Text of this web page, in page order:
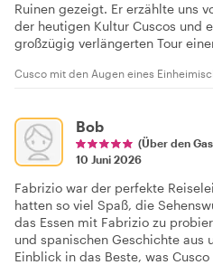
Ruinen gezeigt. Er erzählte uns
der heutigen Kultur Cuscos und
großzügig verlängerten Tour
Cusco mit den Augen eines
Bob
(Über den
10 Juni 2026
Fabrizio war der perfekte
hatten so viel Spaß, die
das Essen mit Fabrizio zu
und spanischen Geschichte aus
Einblick in das Beste, was